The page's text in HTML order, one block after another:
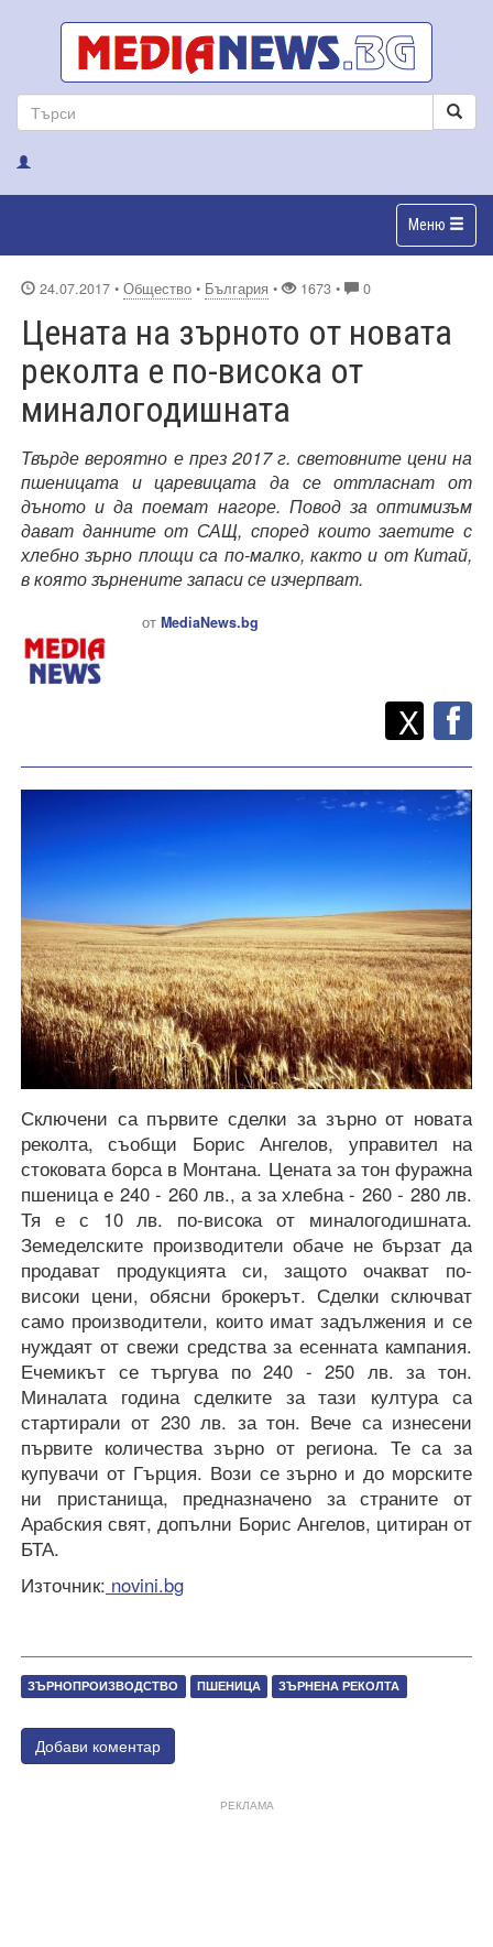
Меню
24.07.2017 • Общество • България • 1673 • 0
Цената на зърното от новата
реколта е по-висока от
миналогодишната
Твърде вероятно е през 2017 г. световните цени на
пшеницата и царевицата да се оттласнат от
дъното и да поемат нагоре. Повод за оптимизъм
дават данните от САЩ, според които заетите с
хлебно зърно площи са по-малко, както и от Китай,
в която зърнените запаси се изчерпват.
от MediaNews.bg
Споделете
X
Сключени са първите сделки за зърно от новата
реколта, съобщи Борис Ангелов, управител на
стоковата борса в Монтана. Цената за тон фуражна
пшеница е 240 - 260 лв., а за хлебна - 260 - 280 лв.
Тя е с 10 лв. по-висока от миналогодишната.
Земеделските производители обаче не бързат да
продават продукцията си, защото очакват по-
високи цени, обясни брокерът. Сделки сключват
само производители, които имат задължения и се
нуждаят от свежи средства за есенната кампания.
Ечемикът се търгува по 240 - 250 лв. за тон.
Миналата година сделките за тази култура са
стартирали от 230 лв. за тон. Вече са изнесени
първите количества зърно от региона. Те са за
купувачи от Гърция. Вози се зърно и до морските
ни пристанища, предназначено за страните от
Арабския свят, допълни Борис Ангелов, цитиран от
БТА.
Източник: novini.bg
ЗЪРНОПРОИЗВОДСТВО ПШЕНИЦА ЗЪРНЕНА РЕКОЛТА
Добави коментар
РЕКЛАМА